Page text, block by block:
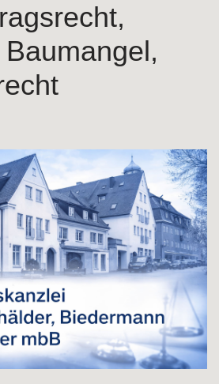
in Oberostendorf bei
Partner als auch ✓Baumangel,
Ingenieurrecht. Erhältlich:
✓Baurecht,
in Oberostendorf bei
– Ihr Anwalt. Schön, dass Sie